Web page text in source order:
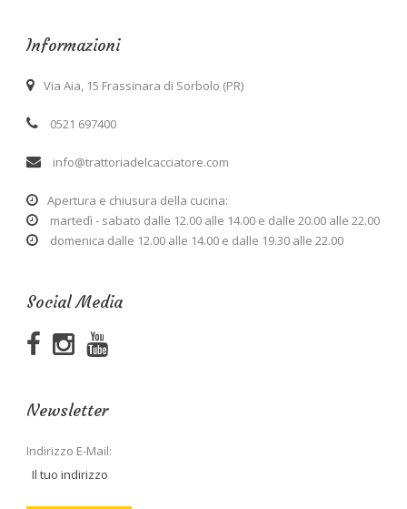
Informazioni
Via Aia, 15 Frassinara di Sorbolo (PR)
0521 697400
info@trattoriadelcacciatore.com
Apertura e chiusura della cucina:
martedì - sabato dalle 12.00 alle 14.00 e dalle 20.00 alle 22.00
domenica dalle 12.00 alle 14.00 e dalle 19.30 alle 22.00
Social Media
Newsletter
Indirizzo E-Mail: